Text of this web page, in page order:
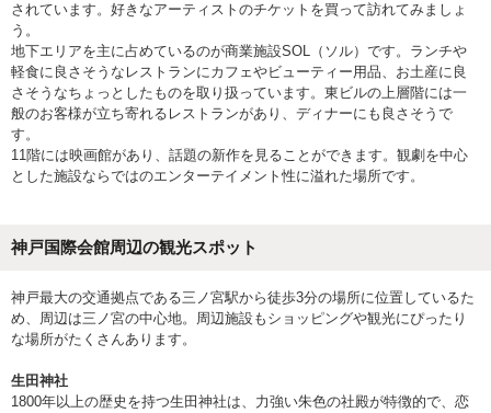
されています。好きなアーティストのチケットを買って訪れてみましょ
う。
地下エリアを主に占めているのが商業施設SOL（ソル）です。ランチや
軽食に良さそうなレストランにカフェやビューティー用品、お土産に良
さそうなちょっとしたものを取り扱っています。東ビルの上層階には一
般のお客様が立ち寄れるレストランがあり、ディナーにも良さそうで
す。
11階には映画館があり、話題の新作を見ることができます。観劇を中心
とした施設ならではのエンターテイメント性に溢れた場所です。
神戸国際会館周辺の観光スポット
神戸最大の交通拠点である三ノ宮駅から徒歩3分の場所に位置しているた
め、周辺は三ノ宮の中心地。周辺施設もショッピングや観光にぴったり
な場所がたくさんあります。
生田神社
1800年以上の歴史を持つ生田神社は、力強い朱色の社殿が特徴的で、恋